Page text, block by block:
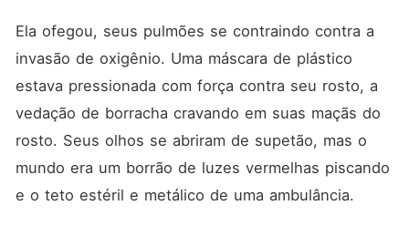
Quando finalmente consegui
falar com ele, Juliano
mentiu. Disse que estava em
uma reunião, mas ouvi a voz
de Serena ao fundo
reclamando do chuveiro do
hotel. Ele me chamou de
"descuidada" e disse para
eu não ser dramática sobre
o fogo que quase me matou.
Ele acha que sou apenas
uma esposa troféu inútil,
Ela ofegou, seus pulmões se contraindo contra a
invasão de oxigênio. Uma máscara de plástico
estava pressionada com força contra seu rosto, a
vedação de borracha cravando em suas maçãs do
rosto. Seus olhos se abriram de supetão, mas o
mundo era um borrão de luzes vermelhas piscando
e o teto estéril e metálico de uma ambulância.